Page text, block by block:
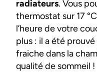
radiateurs. Vous
thermostat sur 17
l’heure de votre
plus : il a été
fraiche dans la
qualité de sommeil !